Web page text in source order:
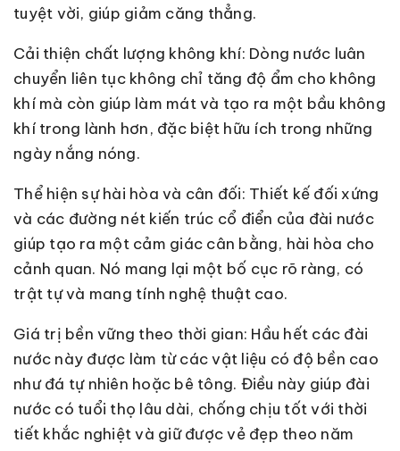
tuyệt vời, giúp giảm căng thẳng.
Cải thiện chất lượng không khí: Dòng nước luân
chuyển liên tục không chỉ tăng độ ẩm cho không
khí mà còn giúp làm mát và tạo ra một bầu không
khí trong lành hơn, đặc biệt hữu ích trong những
ngày nắng nóng.
Thể hiện sự hài hòa và cân đối: Thiết kế đối xứng
và các đường nét kiến trúc cổ điển của đài nước
giúp tạo ra một cảm giác cân bằng, hài hòa cho
cảnh quan. Nó mang lại một bố cục rõ ràng, có
trật tự và mang tính nghệ thuật cao.
Giá trị bền vững theo thời gian: Hầu hết các đài
nước này được làm từ các vật liệu có độ bền cao
như đá tự nhiên hoặc bê tông. Điều này giúp đài
nước có tuổi thọ lâu dài, chống chịu tốt với thời
tiết khắc nghiệt và giữ được vẻ đẹp theo năm